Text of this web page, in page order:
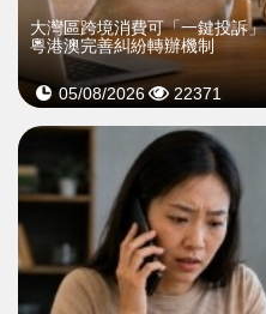
大灣區跨境消費可「一鍵投訴」
粵港澳完善糾紛轉辦機制
05/08/2026 22371